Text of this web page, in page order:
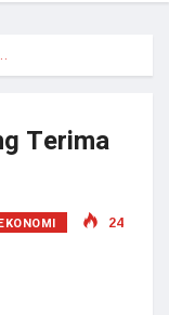
Terima
24